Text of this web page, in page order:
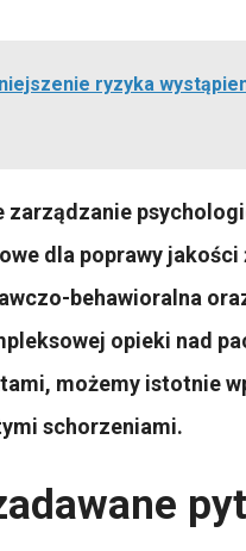
ryzyka
zarządzanie
dla poprawy
behawioralna
opieki nad
możemy istotnie
schorzeniami.